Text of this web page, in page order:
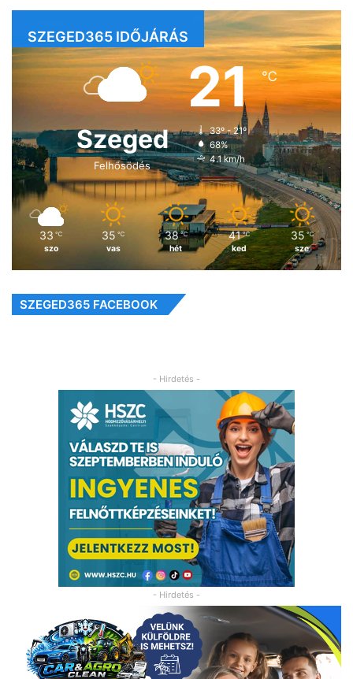
SZEGED365 IDŐJÁRÁS
Szeged
Felhősödés
21℃
33º - 21º
68%
4.1 km/h
33 ℃
szo
35 ℃
vas
38 ℃
hét
41 ℃
ked
35 ℃
sze
SZEGED365 FACEBOOK
- Hirdetés -
- Hirdetés -